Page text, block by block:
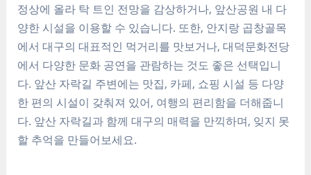
정상에 올라 탁 트인 전망을 감상하거나, 앞산공원 내 다
양한 시설을 이용할 수 있습니다. 또한, 안지랑 곱창골목
에서 대구의 대표적인 먹거리를 맛보거나, 대덕문화전당
에서 다양한 문화 공연을 관람하는 것도 좋은 선택입니
다. 앞산 자락길 주변에는 맛집, 카페, 쇼핑 시설 등 다양
한 편의 시설이 갖춰져 있어, 여행의 편리함을 더해줍니
다. 앞산 자락길과 함께 대구의 매력을 만끽하며, 잊지 못
할 추억을 만들어보세요.